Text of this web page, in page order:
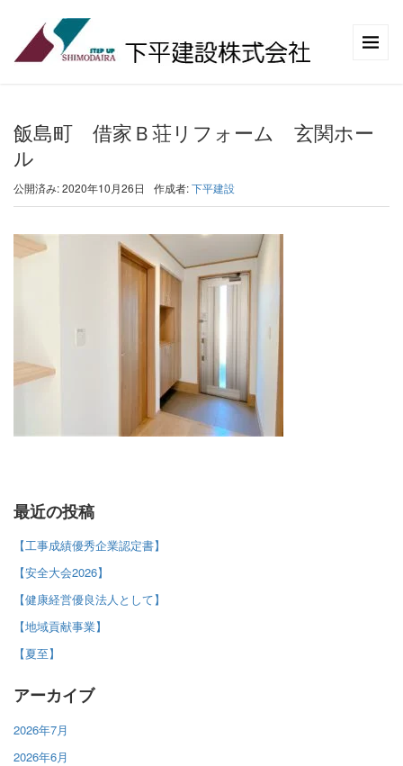
飯島町 借家Ｂ荘リフォーム 玄関ホー
ル
公開済み: 2020年10月26日 作成者:下平建設
最近の投稿
【工事成績優秀企業認定書】
【安全大会2026】
【健康経営優良法人として】
【地域貢献事業】
【夏至】
アーカイブ
2026年7月
2026年6月